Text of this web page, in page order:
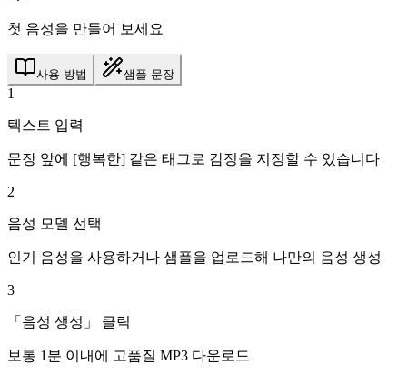
첫 음성을 만들어 보세요
사용 방법 샘플 문장
1
텍스트 입력
문장 앞에 [행복한] 같은 태그로 감정을 지정할 수 있습니다
2
음성 모델 선택
인기 음성을 사용하거나 샘플을 업로드해 나만의 음성 생성
3
「음성 생성」 클릭
보통 1분 이내에 고품질 MP3 다운로드